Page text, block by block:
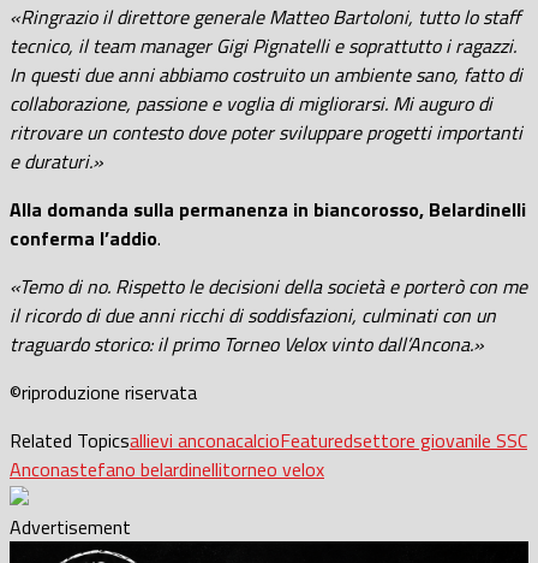
«Ringrazio il direttore generale Matteo Bartoloni, tutto lo staff
tecnico, il team manager Gigi Pignatelli e soprattutto i ragazzi.
In questi due anni abbiamo costruito un ambiente sano, fatto di
collaborazione, passione e voglia di migliorarsi. Mi auguro di
ritrovare un contesto dove poter sviluppare progetti importanti
e duraturi.»
Alla domanda sulla permanenza in biancorosso, Belardinelli
conferma l’addio.
«Temo di no. Rispetto le decisioni della società e porterò con me
il ricordo di due anni ricchi di soddisfazioni, culminati con un
traguardo storico: il primo Torneo Velox vinto dall’Ancona.»
©️riproduzione riservata
Related Topicsallievi anconacalcioFeaturedsettore giovanile SSC
Anconastefano belardinellitorneo velox
Advertisement